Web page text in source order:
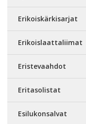
Erikoiskärkisarjat
Erikoislaattaliimat
Eristevaahdot
Eritasolistat
Esilukonsalvat